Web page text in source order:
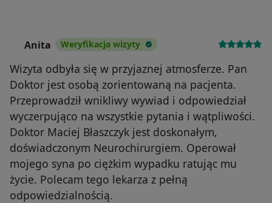
Anita Weryfikacja wizyty
Wizyta odbyła się w przyjaznej atmosferze. Pan
Doktor jest osobą zorientowaną na pacjenta.
Przeprowadził wnikliwy wywiad i odpowiedział
wyczerpująco na wszystkie pytania i wątpliwości.
Doktor Maciej Błaszczyk jest doskonałym,
doświadczonym Neurochirurgiem. Operował
mojego syna po ciężkim wypadku ratując mu
życie. Polecam tego lekarza z pełną
odpowiedzialnością.